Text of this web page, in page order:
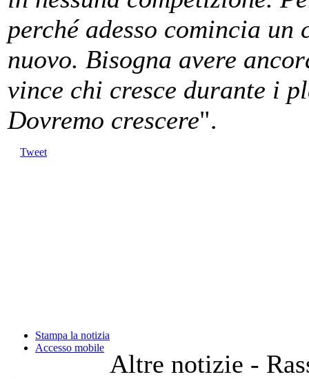
perché adesso comincia un
nuovo. Bisogna avere
vince chi cresce durante i
Dovremo crescere".
Tweet
Stampa la notizia
Accesso mobile
Altre notizie -